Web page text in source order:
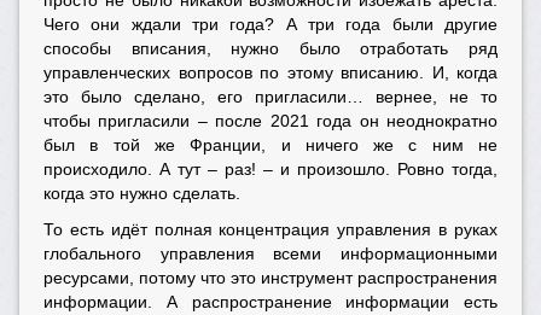
Чего они ждали три года? А три года были другие
способы вписания, нужно было отработать ряд
управленческих вопросов по этому вписанию. И, когда
это было сделано, его пригласили… вернее, не то
чтобы пригласили – после 2021 года он неоднократно
был в той же Франции, и ничего же с ним не
происходило. А тут – раз! – и произошло. Ровно тогда,
когда это нужно сделать.
То есть идёт полная концентрация управления в руках
глобального управления всеми информационными
ресурсами, потому что это инструмент распространения
информации. А распространение информации есть